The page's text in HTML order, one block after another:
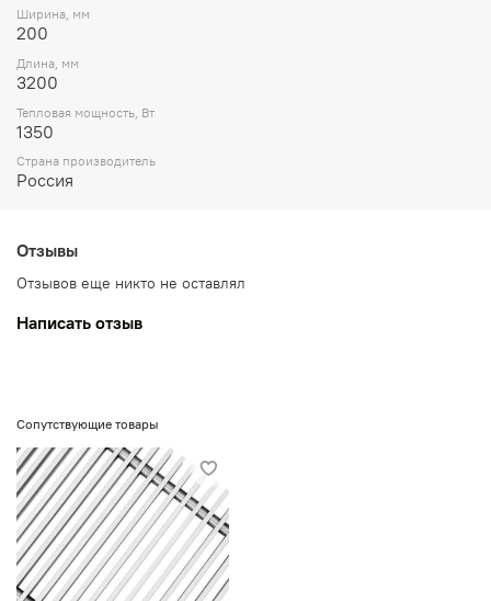
Ширина, мм
200
Длина, мм
3200
Тепловая мощность, Вт
1350
Страна производитель
Россия
Отзывы
Отзывов еще никто не оставлял
Написать отзыв
Сопутствующие товары